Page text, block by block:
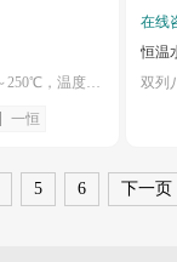
80L，室温～200℃室温～250℃，温度偏高或偏低及超温报警
一恒
在线
恒温
5 6 下一页